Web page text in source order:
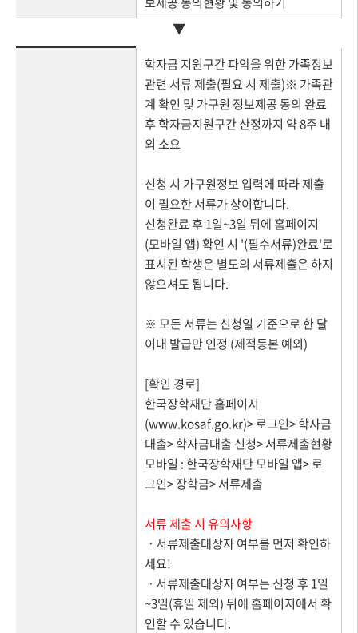
▼
학자금 지원구간 파악을 위한 가족정보
관련 서류 제출(필요 시 제출)※ 가족관
계 확인 및 가구원 정보제공 동의 완료
후 학자금지원구간 산정까지 약 8주 내
외 소요
신청 시 가구원정보 입력에 따라 제출
이 필요한 서류가 상이합니다.
신청완료 후 1일~3일 뒤에 홈페이지
(모바일 앱) 확인 시 '(필수서류)완료'로
표시된 학생은 별도의 서류제출은 하지
않으셔도 됩니다.
※ 모든 서류는 신청일 기준으로 한 달
이내 발급만 인정 (제적등본 예외)
[확인 경로]
한국장학재단 홈페이지
(www.kosaf.go.kr)> 로그인> 학자금
대출> 학자금대출 신청> 서류제출현황
모바일 : 한국장학재단 모바일 앱> 로
그인> 장학금> 서류제출
서류 제출 시 유의사항
ㆍ서류제출대상자 여부를 먼저 확인하
세요!
ㆍ서류제출대상자 여부는 신청 후 1일
~3일(휴일 제외) 뒤에 홈페이지에서 확
인할 수 있습니다.